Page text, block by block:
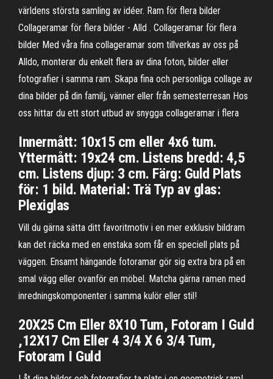
världens största samling av idéer. Ram för flera bilder
Collageramar för flera bilder - Alld . Collageramar för flera
bilder Med våra fina collageramar som tillverkas av oss på
Alldo, monterar du enkelt flera av dina foton, bilder eller
fotografier i samma ram. Skapa fina och personliga collage av
dina bilder på din familj, vänner eller från semesterresan Hos
oss hittar du ett stort utbud av snygga collageramar i flera
Innermått: 10x15 cm eller 4x6 tum.
Yttermått: 19x24 cm. Listens bredd: 4,5
cm. Listens djup: 3 cm. Färg: Guld Plats
för: 1 bild. Material: Trä Typ av glas:
Plexiglas
Vill du gärna sätta ditt favoritmotiv i en mer exklusiv bildram
kan det räcka med en enstaka som får en speciell plats på
väggen. Ensamt hängande fotoramar gör sig extra bra på en
smal vägg eller ovanför en möbel. Matcha gärna ramen med
inredningskomponenter i samma kulör eller stil!
20X25 Cm Eller 8X10 Tum, Fotoram I Guld
,12X17 Cm Eller 4 3/4 X 6 3/4 Tum,
Fotoram I Guld